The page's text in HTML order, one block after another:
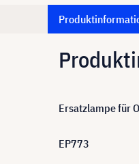
Ersatzlampe für
EP773